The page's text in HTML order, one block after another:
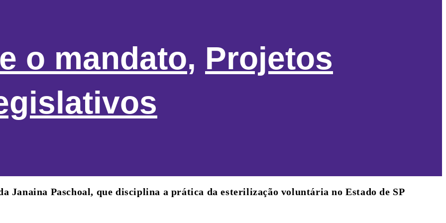
o mandato, Projetos
Janaina Paschoal, que disciplina a prática da esterilização voluntária no Estado de SP